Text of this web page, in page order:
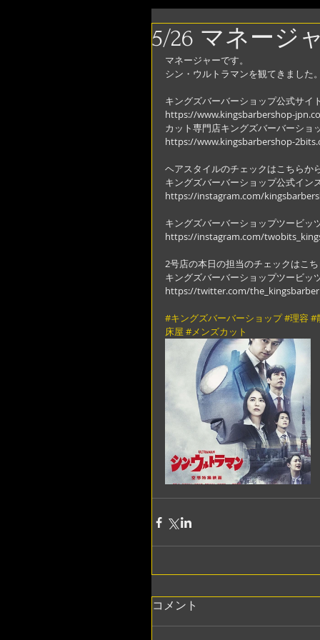
5/26 マネージ
マネージャーです。
シン・ウルトラマンを観てきました。
キングズバーバーショップ公式サイト
https://www.kingsbarbershop-
カット専門店キングズバーバーショ
https://www.kingsbarbershop-
ヘアスタイルのチェックはこちらか
キングズバーバーショップ公式イン
https://instagram.com/
キングズバーバーショップツービッ
https://instagram.com/
2号店の本日の担当のチェックはこち
キングズバーバーショップツービッ
https://twitter.com/the_kingsbarber
#キングズバーバーショップ#理容 #
床屋 #メンズカット
コメント